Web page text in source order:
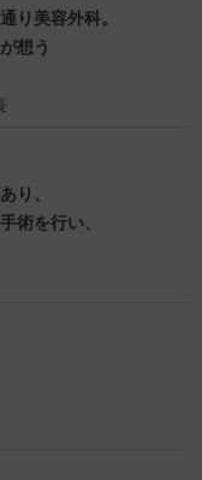
り美容外科。
想う
り、
術を行い、